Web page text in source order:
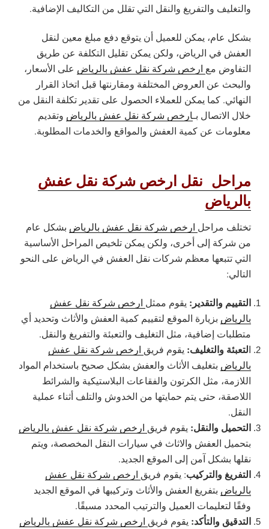
والتغليف والتفريغ والنقل التي تقلل من التكاليف الإضافية.
بشكل عام، يمكن للعميل أن يتوقع دفع مبلغ معين لنقل
العفش في الرياض، ولكن يمكن تقليل التكلفة عن طريق
التفاوض مع ارخص شركة نقل عفش بالرياض على الأسعار،
والبحث عن العروض المختلفة ومقارنتها قبل اتخاذ القرار
النهائي. كما يمكن للعملاء الحصول على تقدير تكلفة النقل من
خلال الاتصال بـارخص شركة نقل عفش بالرياض وتقديم
معلومات عن كمية العفش والمواقع والخدمات المطلوبة.
مراحل نقل ارخص شركة نقل عفش
بالرياض
تختلف مراحل ارخص شركة نقل عفش بالرياض بشكل عام
من شركة إلى أخرى، ولكن يمكن تلخيص المراحل الأساسية
التي تتبعها معظم شركات نقل العفش في الرياض على النحو
التالي:
التقييم والتقدير: يقوم ممثل ارخص شركة نقل عفش
بالرياض بزيارة الموقع لتقييم كمية العفش والأثاث وتحديد أي
متطلبات إضافية، مثل التغليف والتعبئة والتفريغ والنقل.
التعبئة والتغليف: يقوم فريق ارخص شركة نقل عفش
بالرياض بتغليف الأثاث والعفش بشكل صحيح باستخدام المواد
اللازمة، مثل الكرتون والفقاعات البلاستيكية والشرائط
اللاصقة، حتى يتم حمايتها من الخدوش والتلف أثناء عملية
النقل.
التحميل والنقل: يقوم فريق ارخص شركة نقل عفش بالرياض
بتحميل العفش والاثاث في سيارات النقل المخصصة، ويتم
نقلها بشكل آمن إلى الموقع الجديد.
التفريغ والتركيب: يقوم فريق ارخص شركة نقل عفش
بالرياض بتفريغ العفش والأثاث وتركيبها في الموقع الجديد
وفقًا لتعليمات العميل والترتيب المحدد مسبقًا.
التدقيق والتأكد: يقوم فريق ارخص شركة نقل عفش بالرياض